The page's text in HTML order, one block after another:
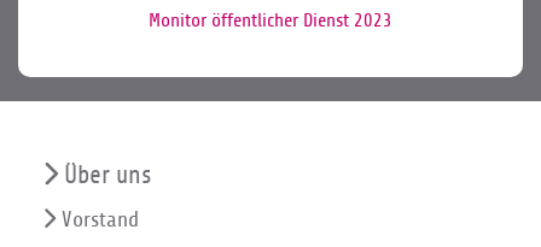
Monitor öffentlicher Dienst 2023
Über uns
Vorstand